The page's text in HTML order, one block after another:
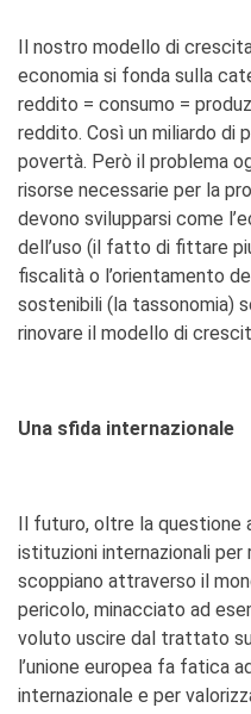
Il nostro modello di
economia si fonda sulla
reddito = consumo =
reddito. Così un miliardo di
povertà. Però il problema
risorse necessarie per la
devono svilupparsi come
dell’uso (il fatto di fittare
fiscalità o l’orientamento
sostenibili (la tassonomia)
rinovare il modello di
Una sfida internazionale
Il futuro, oltre la questione
istituzioni internazionali
scoppiano attraverso il
pericolo, minacciato ad
voluto uscire dal trattato
l’unione europea fa fatica
internazionale e per